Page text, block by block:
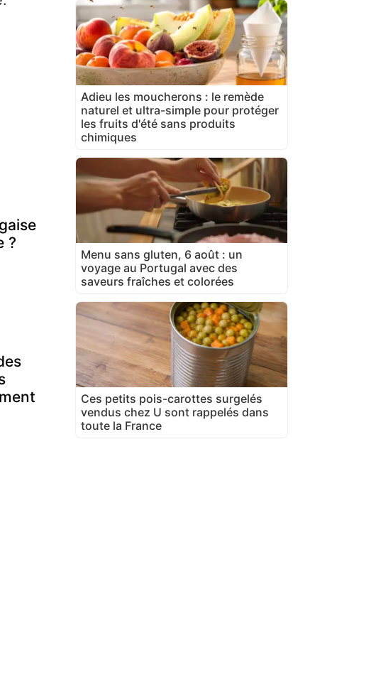
?
Adieu les moucherons : le remède
naturel et ultra-simple pour protéger
les fruits d'été sans produits
chimiques
Menu sans gluten, 6 août : un
voyage au Portugal avec des
saveurs fraîches et colorées
Ces petits pois-carottes surgelés
vendus chez U sont rappelés dans
toute la France